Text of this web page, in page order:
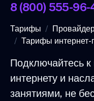
8 (800) 555-96-
Тарифы
Тарифы интернет-
Подключайтесь
интернету и
занятиями, не